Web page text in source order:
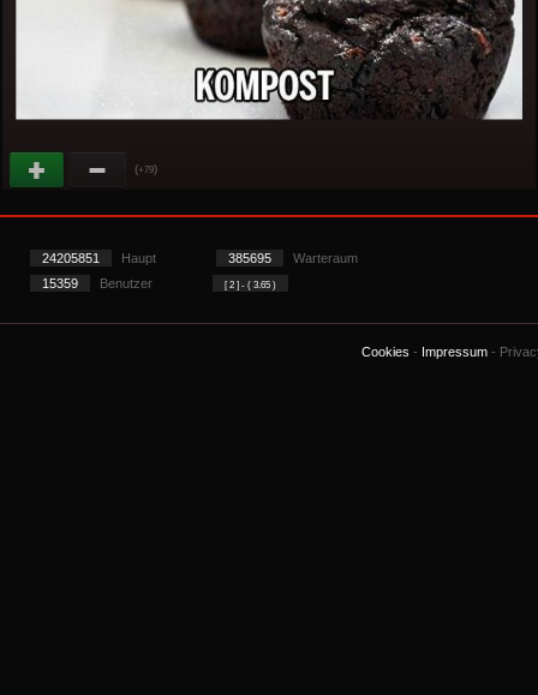
(+79)
24205851 Haupt 385695
Warteraum
15359
Benutzer [ 2 ] - ( 3.65 )
Cookies - Impressum -